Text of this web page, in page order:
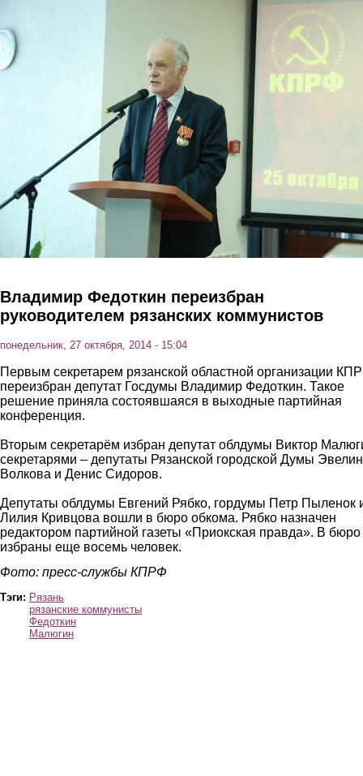
Владимир Федоткин переизбран
руководителем рязанских коммунистов
понедельник, 27 октября, 2014 - 15:04
Первым секретарем рязанской областной организации
переизбран депутат Госдумы Владимир Федоткин. Такое
решение приняла состоявшаяся в выходные партийная
конференция.
Вторым секретарём избран депутат облдумы Виктор
секретарями – депутаты Рязанской городской Думы
Волкова и Денис Сидоров.
Депутаты облдумы Евгений Рябко, гордумы Петр Пыленок
Лилия Кривцова вошли в бюро обкома. Рябко назначен
редактором партийной газеты «Приокская правда». В бюро
избраны еще восемь человек.
Фото: пресс-службы КПРФ
Тэги: Рязань
рязанские коммунисты
Федоткин
Малюгин